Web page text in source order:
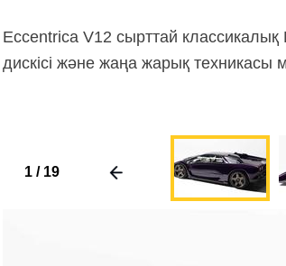
Eccentrica V12 сырттай классикалық
дискісі және жаңа жарық техникасы
1 / 19